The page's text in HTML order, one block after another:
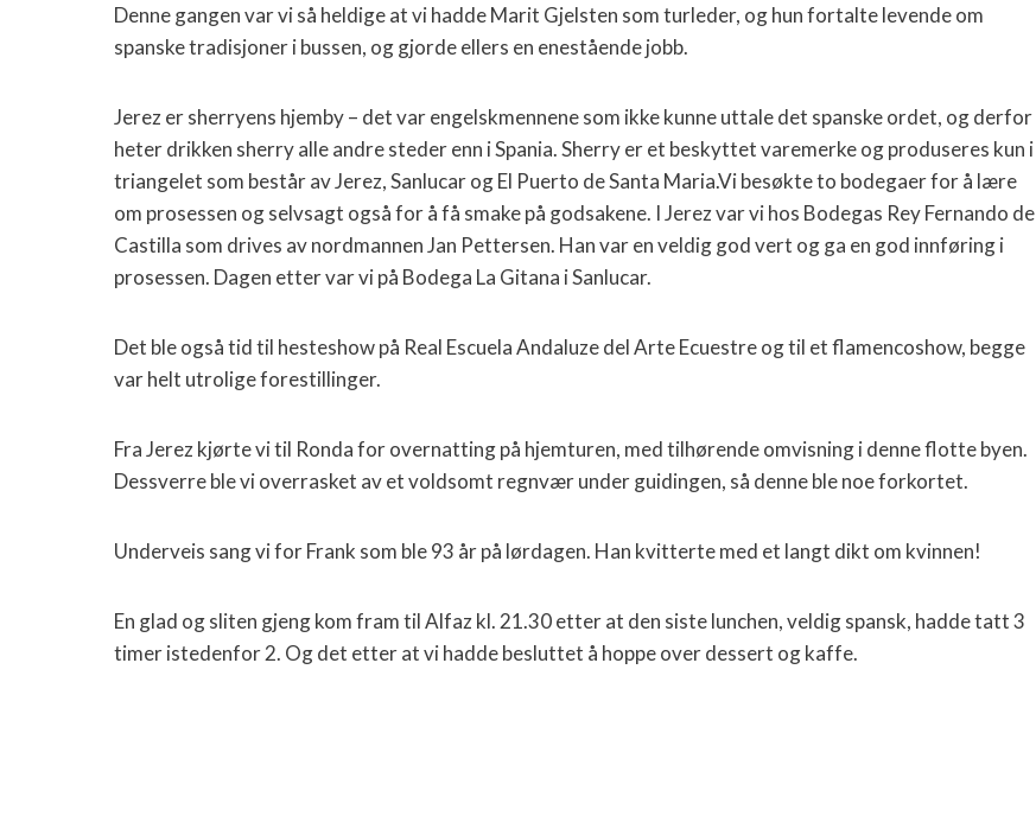
Denne gangen var vi så heldige at vi hadde Marit Gjelsten som turleder, og hun fortalte levende om
spanske tradisjoner i bussen, og gjorde ellers en enestående jobb.
Jerez er sherryens hjemby – det var engelskmennene som ikke kunne uttale det spanske ordet, og derfor
heter drikken sherry alle andre steder enn i Spania. Sherry er et beskyttet varemerke og produseres kun i
triangelet som består av Jerez, Sanlucar og El Puerto de Santa Maria.Vi besøkte to bodegaer for å lære
om prosessen og selvsagt også for å få smake på godsakene. I Jerez var vi hos Bodegas Rey Fernando de
Castilla som drives av nordmannen Jan Pettersen. Han var en veldig god vert og ga en god innføring i
prosessen. Dagen etter var vi på Bodega La Gitana i Sanlucar.
Det ble også tid til hesteshow på Real Escuela Andaluze del Arte Ecuestre og til et flamencoshow, begge
var helt utrolige forestillinger.
Fra Jerez kjørte vi til Ronda for overnatting på hjemturen, med tilhørende omvisning i denne flotte byen.
Dessverre ble vi overrasket av et voldsomt regnvær under guidingen, så denne ble noe forkortet.
Underveis sang vi for Frank som ble 93 år på lørdagen. Han kvitterte med et langt dikt om kvinnen!
En glad og sliten gjeng kom fram til Alfaz kl. 21.30 etter at den siste lunchen, veldig spansk, hadde tatt 3
timer istedenfor 2. Og det etter at vi hadde besluttet å hoppe over dessert og kaffe.